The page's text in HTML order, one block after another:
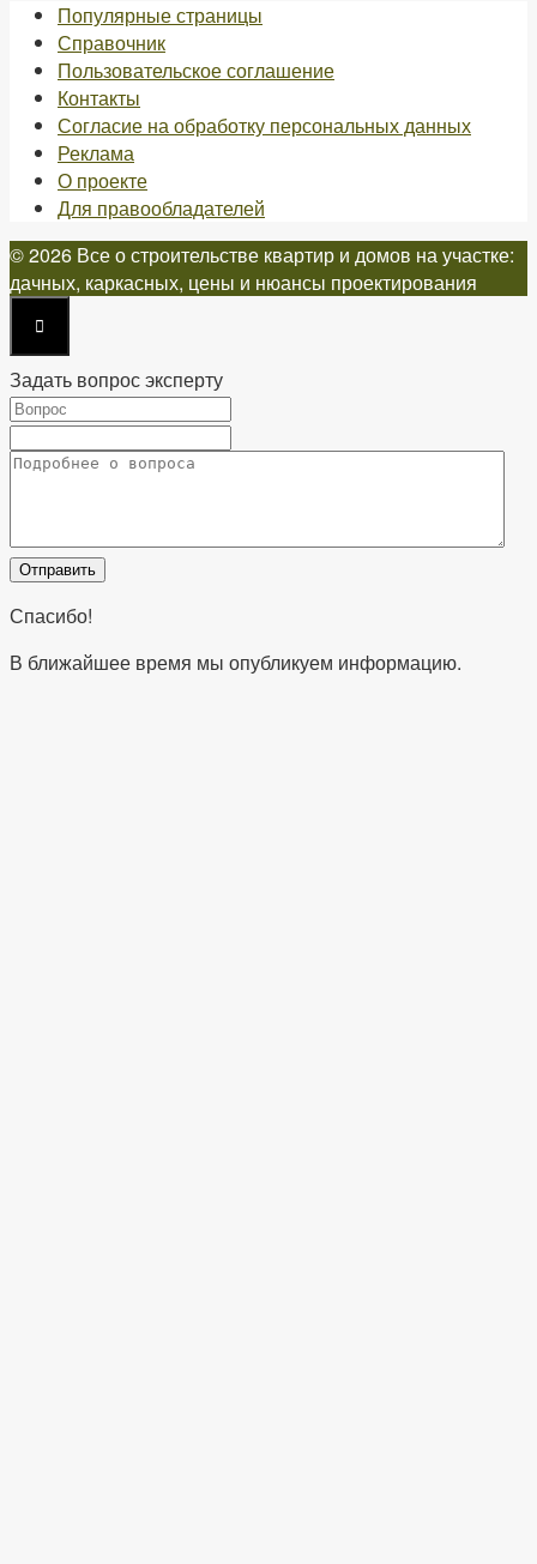
Популярные страницы
Справочник
Пользовательское соглашение
Контакты
Согласие на обработку персональных данных
Реклама
О проекте
Для правообладателей
© 2026 Все о строительстве квартир и домов на участке:
дачных, каркасных, цены и нюансы проектирования
Задать вопрос эксперту
Спасибо!
В ближайшее время мы опубликуем информацию.